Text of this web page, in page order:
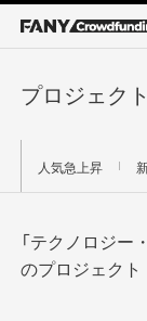
プロジェク
人気急上昇
「テクノロジー
のプロジェクト